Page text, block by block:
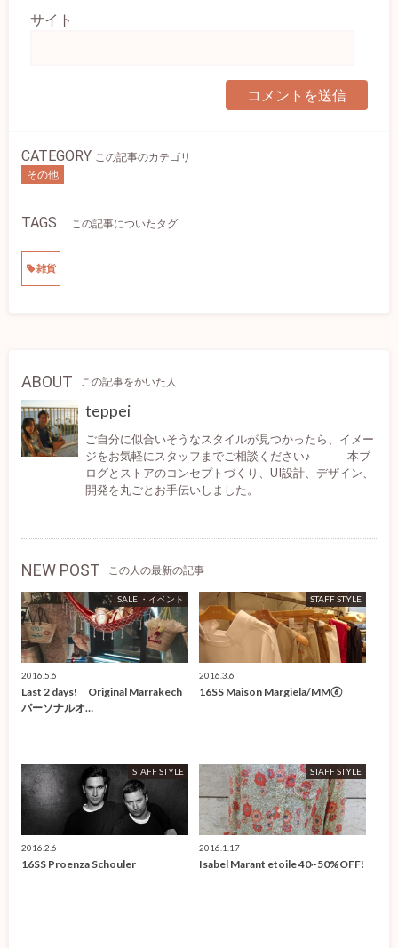
サイト
CATEGORY この記事のカテゴリ
その他
TAGS この記事についたタグ
雑貨
ABOUT この記事をかいた人
teppei
ご自分に似合いそうなスタイルが見つかったら、イメー
ジをお気軽にスタッフまでご相談ください♪ 本ブ
ログとストアのコンセプトづくり、UI設計、デザイン、
開発を丸ごとお手伝いしました。
NEW POST この人の最新の記事
SALE ・イベント
2016.5.6
Last 2 days! Original Marrakech
パーソナルオ…
STAFF STYLE
2016.3.6
16SS Maison Margiela/MM⑥
STAFF STYLE
2016.2.6
16SS Proenza Schouler
STAFF STYLE
2016.1.17
Isabel Marant etoile 40~50%OFF!